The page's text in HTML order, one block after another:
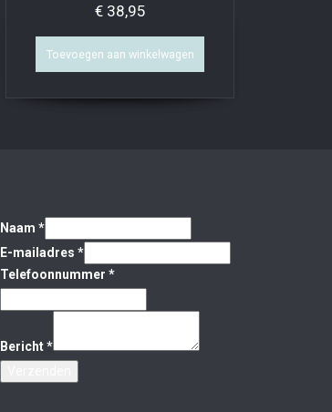
€38,95
Toevoegen aan winkelwagen
Naam *
E-mailadres *
Telefoonnummer *
Bericht*